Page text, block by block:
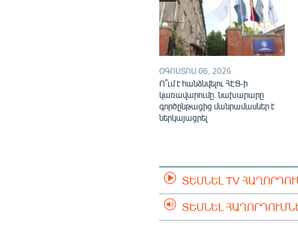
ՕԳՈՍՏՈՍ 06, 2026
Ո՞ւմ է հանձնվելու ՀԷՑ-ի
կառավարումը. նախարարը
գործընթացից մանրամասներ է
ներկայացրել
ՏԵՍՆԵԼ TV
ՏԵՍՆԵԼ